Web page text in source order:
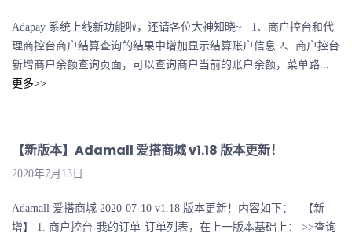
Adapay 系统上线新功能啦，还请各位大神知晓~ 1、商户控台和代
理商控台商户结算查询的结果中增加显示结算账户信息 2、商户控台
新增商户余额查询页面，可以查询商户当前的账户余额，菜单路...
更多>>
【新版本】Adamall 爱搭商城 v1.18 版本更新！
2020年7月13日
Adamall 爱搭商城 2020-07-10 v1.18 版本更新！内容如下： 【新
增】 1. 商户控台-我的订单-订单列表，在上一版本基础上： >>查询